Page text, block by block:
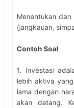
Menentukan
(jangkauan,
Contoh Soal
1. Investasi
lebih aktiva
lama dengan
akan datang.